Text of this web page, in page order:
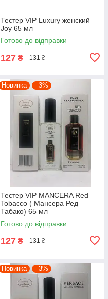
Тестер VIP Luxury женский
Joy 65 мл
Готово до відправки
127 ₴ 131 ₴
Новинка –3%
Тестер VIP MANCERA Red
Tobacco ( Мансера Ред
Табако) 65 мл
Готово до відправки
127 ₴ 131 ₴
Новинка –3%